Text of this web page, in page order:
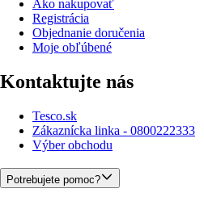
Ako nakupovať
Registrácia
Objednanie doručenia
Moje obľúbené
Kontaktujte nás
Tesco.sk
Zákaznícka linka - 0800222333
Výber obchodu
Potrebujete pomoc?